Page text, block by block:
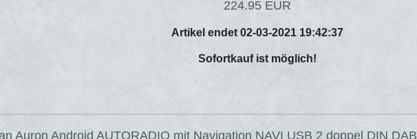
224.95 EUR
Artikel endet 02-03-2021 19:42:37
Sofortkauf ist möglich!
Auron Android AUTORADIO mit Navigation NAVI USB 2 doppel DIN DAB